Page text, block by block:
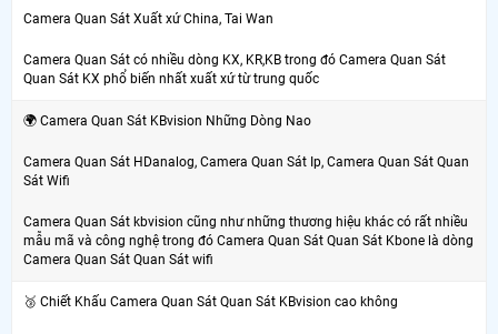
Camera Quan Sát Xuất xứ China, Tai Wan
Camera Quan Sát có nhiều dòng KX, KR,KB trong đó Camera Quan Sát
Quan Sát KX phổ biến nhất xuất xứ từ trung quốc
🌍 Camera Quan Sát KBvision Những Dòng Nao
Camera Quan Sát HDanalog, Camera Quan Sát Ip, Camera Quan Sát Quan
Sát Wifi
Camera Quan Sát kbvision cũng như những thương hiệu khác có rất nhiều
mẫu mã và công nghệ trong đó Camera Quan Sát Quan Sát Kbone là dòng
Camera Quan Sát Quan Sát wifi
🥉 Chiết Khấu Camera Quan Sát Quan Sát KBvision cao không